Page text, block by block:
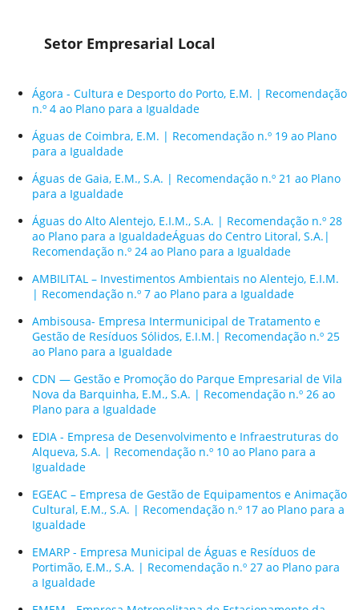
Setor Empresarial Local
Ágora - Cultura e Desporto do Porto, E.M. | Recomendação
n.º 4 ao Plano para a Igualdade
Águas de Coimbra, E.M. | Recomendação n.º 19 ao Plano
para a Igualdade
Águas de Gaia, E.M., S.A. | Recomendação n.º 21 ao Plano
para a Igualdade
Águas do Alto Alentejo, E.I.M., S.A. | Recomendação n.º 28
ao Plano para a IgualdadeÁguas do Centro Litoral, S.A.|
Recomendação n.º 24 ao Plano para a Igualdade
AMBILITAL – Investimentos Ambientais no Alentejo, E.I.M.
| Recomendação n.º 7 ao Plano para a Igualdade
Ambisousa- Empresa Intermunicipal de Tratamento e
Gestão de Resíduos Sólidos, E.I.M.| Recomendação n.º 25
ao Plano para a Igualdade
CDN — Gestão e Promoção do Parque Empresarial de Vila
Nova da Barquinha, E.M., S.A. | Recomendação n.º 26 ao
Plano para a Igualdade
EDIA - Empresa de Desenvolvimento e Infraestruturas do
Alqueva, S.A. | Recomendação n.º 10 ao Plano para a
Igualdade
EGEAC – Empresa de Gestão de Equipamentos e Animação
Cultural, E.M., S.A. | Recomendação n.º 17 ao Plano para a
Igualdade
EMARP - Empresa Municipal de Águas e Resíduos de
Portimão, E.M., S.A. | Recomendação n.º 27 ao Plano para
a Igualdade